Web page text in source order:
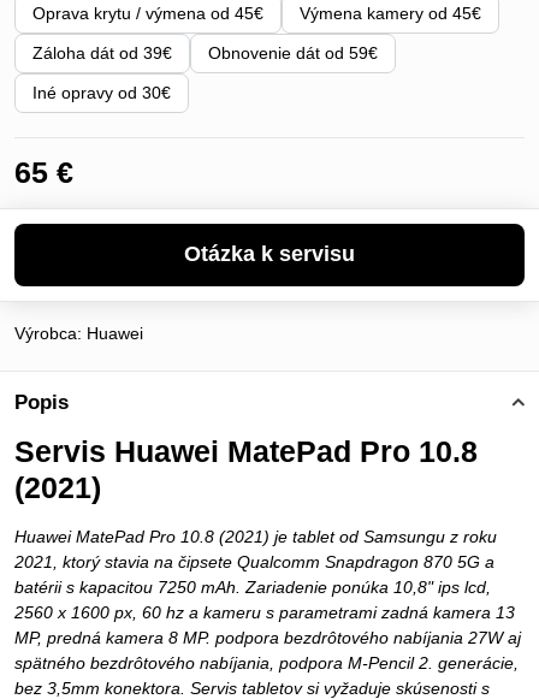
Oprava krytu / výmena od 45€ Výmena kamery od 45€
Záloha dát od 39€ Obnovenie dát od 59€
Iné opravy od 30€
65 €
Výrobca: Huawei
Popis
Servis Huawei MatePad Pro 10.8
(2021)
Huawei MatePad Pro 10.8 (2021) je tablet od Samsungu z roku
2021, ktorý stavia na čipsete Qualcomm Snapdragon 870 5G a
batérii s kapacitou 7250 mAh. Zariadenie ponúka 10,8" ips lcd,
2560 x 1600 px, 60 hz a kameru s parametrami zadná kamera 13
MP, predná kamera 8 MP. podpora bezdrôtového nabíjania 27W aj
spätného bezdrôtového nabíjania, podpora M-Pencil 2. generácie,
bez 3,5mm konektora. Servis tabletov si vyžaduje skúsenosti s